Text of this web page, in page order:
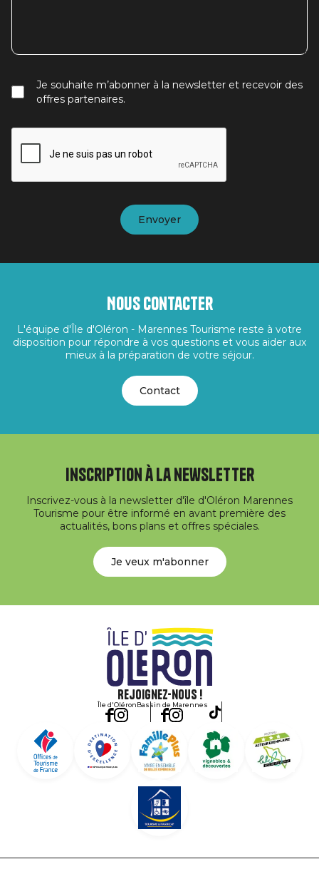
Je souhaite m’abonner à la newsletter et recevoir des
offres partenaires.
Nous contacter
L'équipe d'Île d'Oléron - Marennes Tourisme reste à votre
disposition pour répondre à vos questions et vous aider aux
mieux à la préparation de votre séjour.
Contact
Inscription à la newsletter
Inscrivez-vous à la newsletter d'île d'Oléron Marennes
Tourisme pour être informé en avant première des
actualités, bons plans et offres spéciales.
Je veux m'abonner
Rejoignez-nous !
Île d'OléronBassin de Marennes